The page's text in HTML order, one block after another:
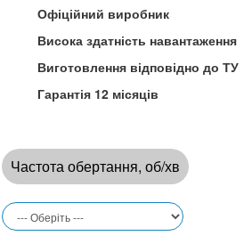
Офіційний виробник
Висока здатність навантаження
Виготовлення відповідно до ТУ
Гарантія 12 місяців
Частота обертання, об/хв